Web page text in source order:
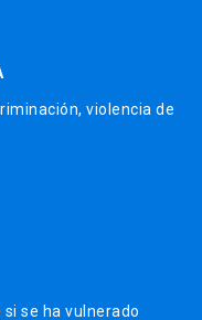
violencia de
se ha vulnerado